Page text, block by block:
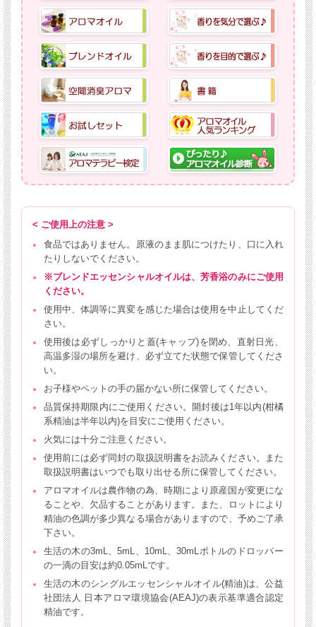
< ご使用上の注意 >
食品ではありません。原液のまま肌につけたり、口に入れ
たりしないでください。
※ブレンドエッセンシャルオイルは、芳香浴のみにご使用
ください。
使用中、体調等に異変を感じた場合は使用を中止してくだ
さい。
使用後は必ずしっかりと蓋(キャップ)を閉め、直射日光、
高温多湿の場所を避け、必ず立てた状態で保管してくださ
い。
お子様やペットの手の届かない所に保管してください。
品質保持期限内にご使用ください。開封後は1年以内(柑橘
系精油は半年以内)を目安にご使用ください。
火気には十分ご注意ください。
使用前には必ず同封の取扱説明書をお読みください。また
取扱説明書はいつでも取り出せる所に保管してください。
アロマオイルは農作物の為、時期により原産国が変更にな
ることや、欠品することがあります。また、ロットにより
精油の色調が多少異なる場合がありますので、予めご了承
下さい。
生活の木の3mL、5mL、10mL、30mLボトルのドロッパー
の一滴の目安は約0.05mLです。
生活の木のシングルエッセンシャルオイル(精油)は、公益
社団法人 日本アロマ環境協会(AEAJ)の表示基準適合認定
精油です。